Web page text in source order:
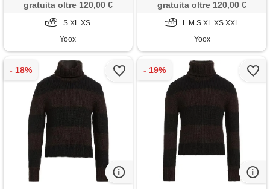
gratuita oltre 120,00 €
S XL XS
Yoox
gratuita oltre 120,00 €
L M S XL XS XXL
Yoox